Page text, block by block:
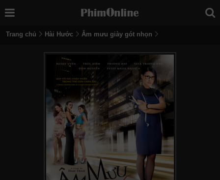
Trang chủ Hài Hước Âm mưu giày gót nhọn